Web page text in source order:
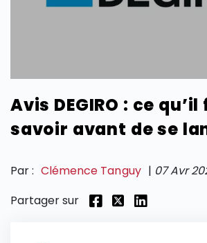
SECTIONS
Avis DEGIRO : ce
savoir avant de se
Par : Clémence Tanguy | 07 Avr
Partager sur